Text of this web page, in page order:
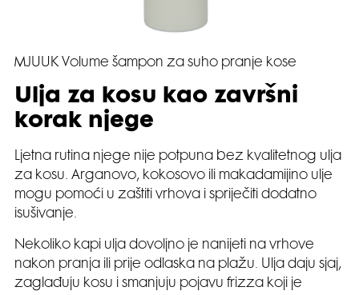
MJUUK Volume šampon za suho pranje kose
Ulja za kosu kao završni
korak njege
Ljetna rutina njege nije potpuna bez kvalitetnog ulja
za kosu. Arganovo, kokosovo ili makadamijino ulje
mogu pomoći u zaštiti vrhova i spriječiti dodatno
isušivanje.
Nekoliko kapi ulja dovoljno je nanijeti na vrhove
nakon pranja ili prije odlaska na plažu. Ulja daju sjaj,
zaglađuju kosu i smanjuju pojavu frizza koji je